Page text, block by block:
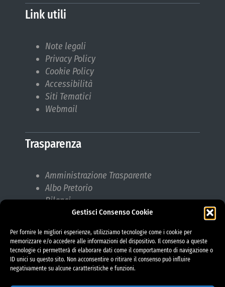
Gestisci Consenso Cookie
Per fornire le migliori esperienze, utilizziamo tecnologie come i cookie per
memorizzare e/o accedere alle informazioni del dispositivo. Il consenso a queste
tecnologie ci permetterà di elaborare dati come il comportamento di navigazione o
ID unici su questo sito. Non acconsentire o ritirare il consenso può influire
negativamente su alcune caratteristiche e funzioni.
Link utili
Note legali
Privacy Policy
Cookie Policy
Accessibilità
Siti Tematici
Webmail
Trasparenza
Amministrazione Trasparente
Albo Pretorio
Bilanci
Bandi di gara
Responsabile protezione dati (RPD)